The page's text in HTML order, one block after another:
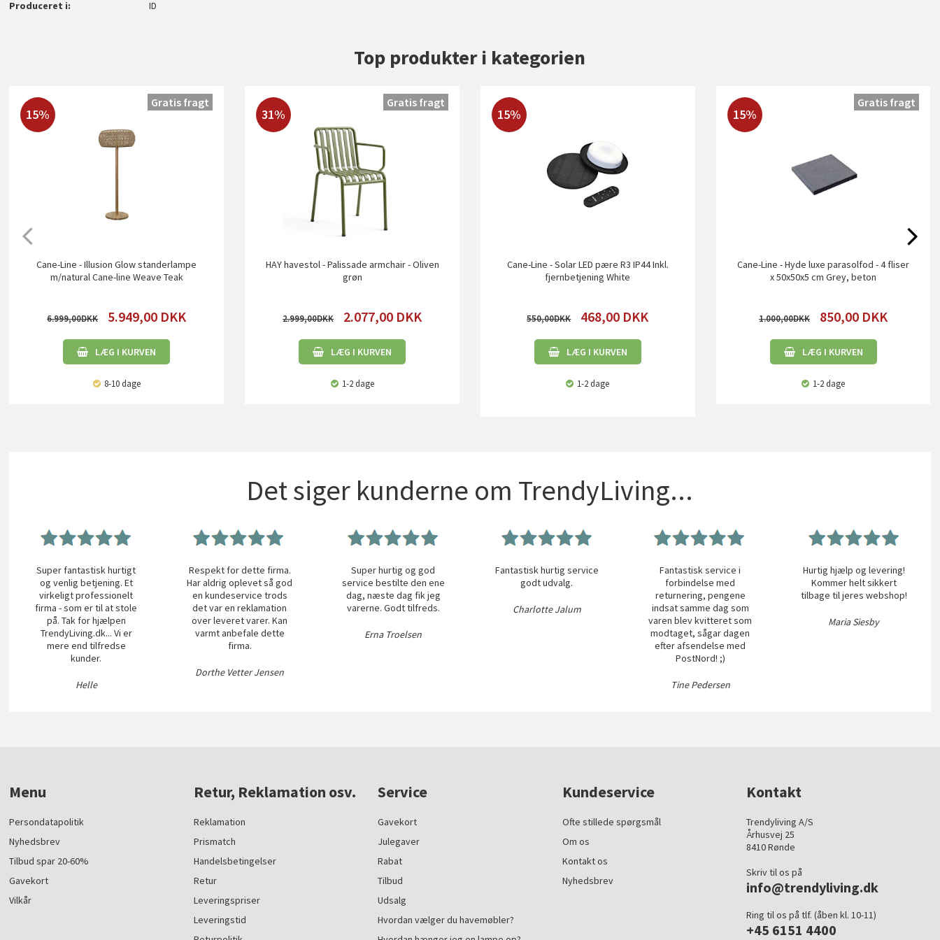
Produceret i
ID
Top produkter i kategorien
15%
Cane-Line - Illusion Glow standerlampe
m/natural Cane-line Weave Teak
6.999,00 5.949,00 DKK
LÆG I KURVEN
8-10 dage
Gratis fragt
31%
HAY havestol - Palissade armchair - Oliven
grøn
2.999,00 2.077,00 DKK
LÆG I KURVEN
1-2 dage
Gratis fragt
15%
Cane-Line - Solar LED pære R3 IP44 Inkl.
fjernbetjening White
550,00 468,00 DKK
LÆG I KURVEN
1-2 dage
15%
Cane-Line - Hyde luxe parasolfod - 4 fliser
x 50x50x5 cm Grey, beton
1.000,00 850,00 DKK
LÆG I KURVEN
1-2 dage
Gratis fragt
Det siger kunderne om TrendyLiving...
Super fantastisk hurtigt
og venlig betjening. Et
virkeligt professionelt
firma - som er til at stole
på. Tak for hjælpen
TrendyLiving.dk... Vi er
mere end tilfredse
kunder.
Helle
Respekt for dette firma.
Har aldrig oplevet så god
en kundeservice trods
det var en reklamation
over leveret varer. Kan
varmt anbefale dette
firma.
Dorthe Vetter Jensen
Super hurtig og god
service bestilte den ene
dag, næste dag fik jeg
varerne. Godt tilfreds.
Erna Troelsen
Fantastisk hurtig service
godt udvalg.
Charlotte Jalum
Fantastisk service i
forbindelse med
returnering, pengene
indsat samme dag som
varen blev kvitteret som
modtaget, sågar dagen
efter afsendelse med
PostNord! ;)
Tine Pedersen
Hurtig hjælp og levering!
Kommer helt sikkert
tilbage til jeres webshop!
Maria Siesby
Menu
Persondatapolitik
Nyhedsbrev
Tilbud spar 20-60%
Gavekort
Vilkår
Retur, Reklamation osv.
Reklamation
Prismatch
Handelsbetingelser
Retur
Leveringspriser
Leveringstid
Service
Gavekort
Julegaver
Rabat
Tilbud
Udsalg
Hvordan vælger du havemøbler?
Kundeservice
Ofte stillede spørgsmål
Om os
Kontakt os
Nyhedsbrev
Kontakt
Trendyliving A/S
Århusvej 25
8410 Rønde
Skriv til os på
info@trendyliving.dk
Ring til os på tlf. (åben kl. 10-11)
+45 6151 4400